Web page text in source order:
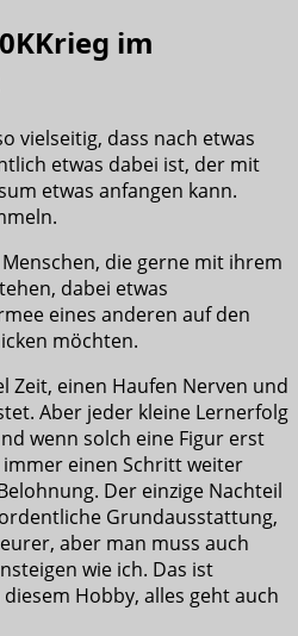
Krieg im
vielseitig, dass nach etwas
etwas dabei ist, der mit
etwas anfangen kann.
die gerne mit ihrem
dabei etwas
eines anderen auf den
möchten.
Zeit, einen Haufen Nerven und
Aber jeder kleine Lernerfolg
wenn solch eine Figur erst
einen Schritt weiter
Der einzige Nachteil
Grundausstattung,
aber man muss auch
wie ich. Das ist
Hobby, alles geht auch